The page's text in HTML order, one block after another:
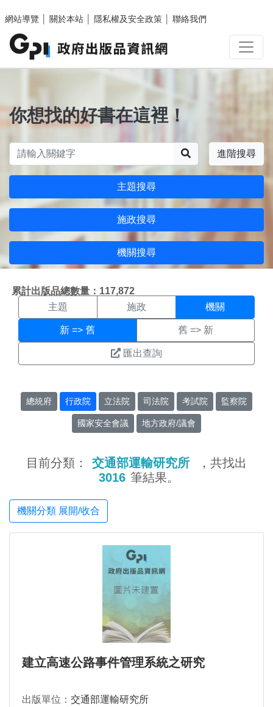
網站導覽
關於本站 隱私權及安全政策 聯絡我們
你想找的好書在這裡！
進階搜尋
主題搜尋
施政搜尋
機關搜尋
累計出版品總數量：117,872
機關搜尋結果頁面
主題 施政 機關
新 => 舊 舊 => 新
匯出查詢
總統府 行政院 立法院 司法院 考試院 監察院
國家安全會議 地方政府/議會
目前分類： 交通部運輸研究所
，共找出
3016 筆結果。
機關分類 展開/收合
建立高速公路事件管理系統之研究
出版單位： 交通部運輸研究所